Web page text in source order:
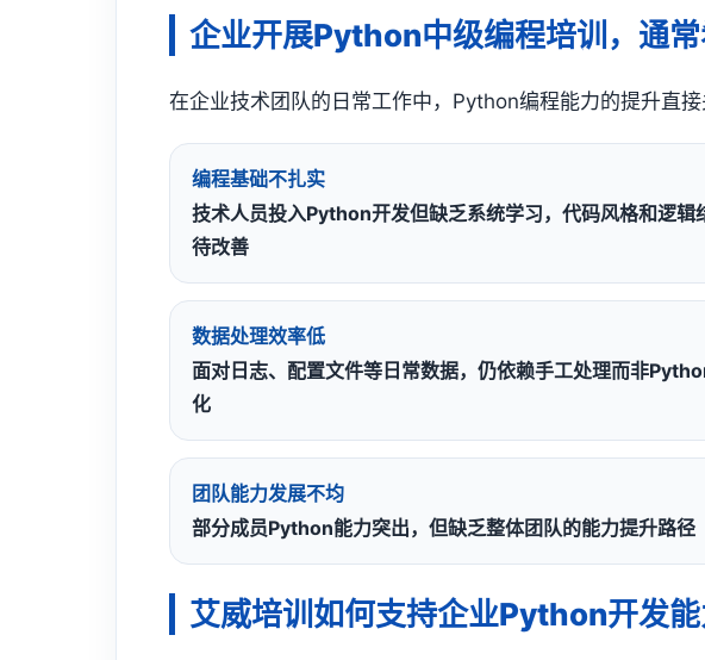
企业开展Python中级编程培训，通常
在企业技术团队的日常工作中，Python编程能力的提升直接
编程基础不扎实
技术人员投入Python开发但缺乏系统学习，代码风格和逻辑
待改善
数据处理效率低
面对日志、配置文件等日常数据，仍依赖手工处理而非
化
团队能力发展不均
部分成员Python能力突出，但缺乏整体团队的能力提升路径
艾威培训如何支持企业Python开发能